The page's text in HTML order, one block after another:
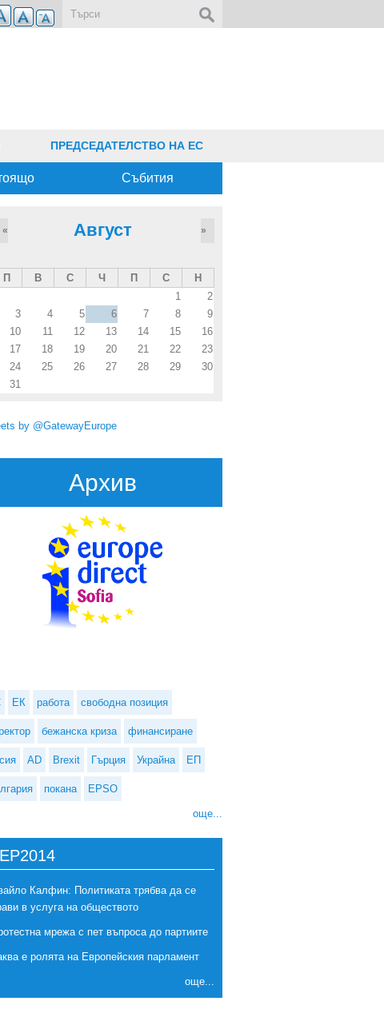
Събития
ПРЕДСЕДАТЕЛСТВО НА ЕС
Август
« »
П В С Ч П С
Н
1
2
3
4 5 6 7 8
9
10
11 12 13 14 15
16
17
18 19 20 21 22
23
24
25 26 27 28 29
30
31
by @GatewayEurope
Архив
ЕК работа свободна позиция
бежанска криза финансиране
AD Brexit Гърция Украйна ЕП
покана EPSO
още...
Калфин: Политиката трябва да се
в услуга на обществото
мрежа с пет въпроса до партиите
е ролята на Европейския парламент
още...